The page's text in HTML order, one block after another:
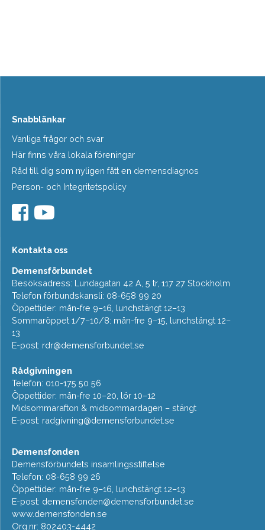
Snabblänkar
Vanliga frågor och svar
Här finns våra lokala föreningar
Råd till dig som nyligen fått en demensdiagnos
Person- och Integritetspolicy
Kontakta oss
Demensförbundet
Besöksadress: Lundagatan 42 A, 5 tr, 117 27 Stockholm
Telefon förbundskansli: 08-658 99 20
Öppettider: mån-fre 9–16, lunchstängt 12–13
Sommaröppet 1/7–10/8: mån-fre 9–15, lunchstängt 12–
13
E-post: rdr@demensforbundet.se
Rådgivningen
Telefon: 010-175 50 56
Öppettider: mån-fre 10–20, lör 10–12
Midsommarafton & midsommardagen – stängt
E-post: radgivning@demensforbundet.se
Demensfonden
Demensförbundets insamlingsstiftelse
Telefon: 08-658 99 26
Öppettider: mån-fre 9–16, lunchstängt 12–13
E-post: demensfonden@demensforbundet.se
www.demensfonden.se
Org.nr: 802403-4442